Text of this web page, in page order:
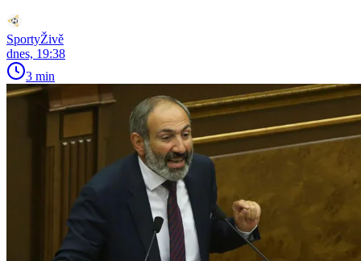
SportyŽivě
dnes, 19:38
3 min